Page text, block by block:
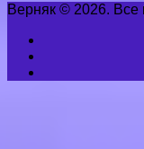
Верняк © 2026.